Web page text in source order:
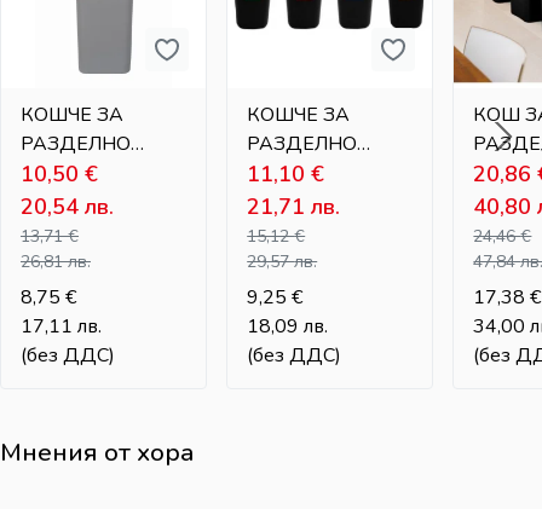
КОШЧЕ ЗА
РАЗДЕЛНО
СЪБИРАНЕ НА
ОТПАДЪЦИ – 20
Л
10,50 €
20,54 лв.
13,71€
26,81лв.
8,75 €
17,11 лв.
(без ДДС)
КОШЧЕ ЗА
РАЗДЕЛНО
СЪБИРАНЕ НА
ОТПАДЪЦИ – 28
Л
11,10€
21,71лв.
15,12€
29,57лв.
9,25€
18,09лв.
(без ДДС)
КОШ
20,86
40,80
24,46€
47,84
17,38€
34,00
(без
Мнения от хора